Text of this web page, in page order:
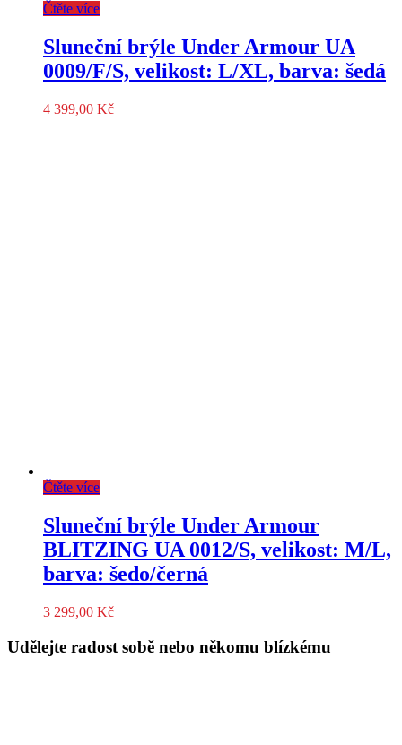
Čtěte více
Sluneční brýle Under Armour UA
0009/F/S, velikost: L/XL, barva: šedá
4 399,00 Kč
Čtěte více
Sluneční brýle Under Armour
BLITZING UA 0012/S, velikost: M/L,
barva: šedo/černá
3 299,00 Kč
Udělejte radost sobě nebo někomu blízkému